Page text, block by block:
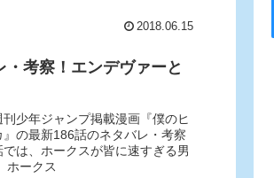
2018.06.15
考察！エンデヴァーと
少年ジャンプ掲載漫画『僕のヒ
の最新186話のネタバレ・考察
は、ホークスが皆に速すぎる男
ホークス